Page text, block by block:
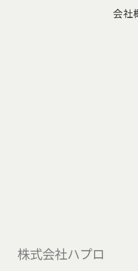
会社
株式会社ハプロ